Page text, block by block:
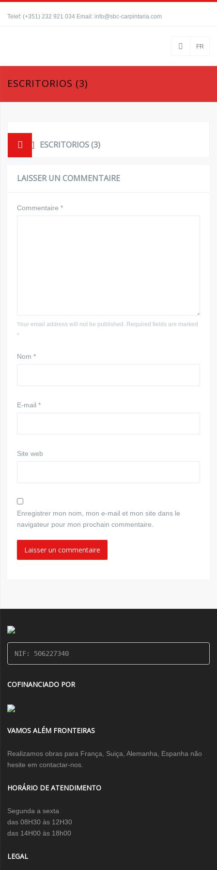
Telef: (+351) 232 921 034 Email: info@sbc-carpintaria.com
FR
ESCRITORIOS (3)
ESCRITORIOS (3)
LAISSER UN COMMENTAIRE
Commentaire *
Your email address will not be published. Required fields are marked
*
Nom *
E-mail *
Site web
Enregistrer mon nom, mon e-mail et mon site dans le
navigateur pour mon prochain commentaire.
NIF: 506227340
COFINANCIADO POR
VAMOS ALÉM FRONTEIRAS
Realizamos obras para França, Suiça, Alemanha, Espanha não
hesite em contactar-nos.
HORÁRIO DE ATENDIMENTO
Segunda a sexta
das 08H30 às 12H30
das 14H00 às 18h00
LEGAL